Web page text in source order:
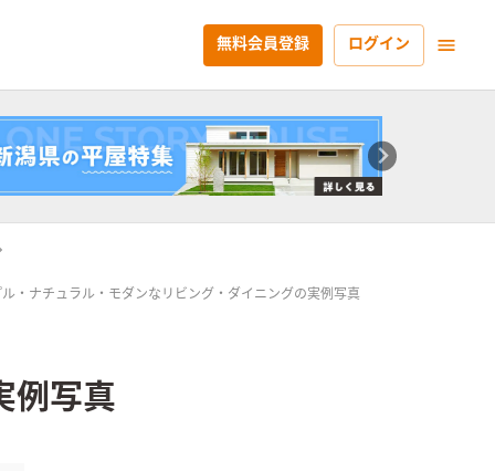
無料会員登録 ログイン
・ナチュラル・モダンなリビング・ダイニングの実例写真
例写真